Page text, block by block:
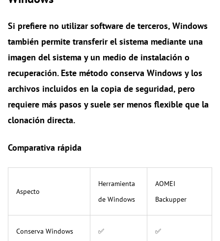
Si prefiere no utilizar software de terceros, Windows
también permite transferir el sistema mediante una
imagen del sistema y un medio de instalación o
recuperación. Este método conserva Windows y los
archivos incluidos en la copia de seguridad, pero
requiere más pasos y suele ser menos flexible que la
clonación directa.
Comparativa rápida
Aspecto
Herramienta
de Windows
AOMEI
Backupper
Conserva Windows ✅ ✅